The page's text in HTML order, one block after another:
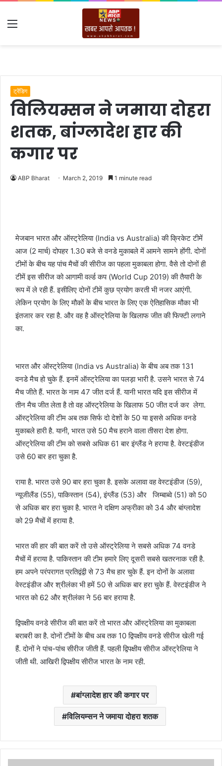
Menu
ट्रेंडिग
विलियम्सन ने जमाया दोहरा
शतक, बांग्लादेश हार की
कगार पर
ABP Bharat March 2, 2019 1 minute read
मेजबान भारत और ऑस्ट्रेलिया (India vs Australia) की क्रिकेट टीमें
आज (2 मार्च) दोपहर 1.30 बजे से वनडे मुकाबले में आमने सामने होंगी. दोनों
टीमों के बीच यह पांच मैचों की सीरीज का पहला मुकाबला होगा. वैसे तो दोनों ही
टीमें इस सीरीज को आगामी वर्ल्ड कप (World Cup 2019) की तैयारी के
रूप में ले रही हैं. इसीलिए दोनों टीमें कुछ प्रयोग करती भी नजर आएंगी.
लेकिन प्रयोग के लिए मौकों के बीच भारत के लिए एक ऐतिहासिक मौका भी
इंतजार कर रहा है. और वह है ऑस्ट्रेलिया के खिलाफ जीत की फिफ्टी लगाने
का.
भारत और ऑस्ट्रेलिया (India vs Australia) के बीच अब तक 131
वनडे मैच हो चुके हैं. इनमें ऑस्ट्रेलिया का पलड़ा भारी है. उसने भारत से 74
मैच जीते हैं. भारत के नाम 47 जीत दर्ज हैं. यानी भारत यदि इस सीरीज में
तीन मैच जीत लेता है तो वह ऑस्ट्रेलिया के खिलाफ 50 जीत दर्ज कर लेगा.
ऑस्ट्रेलिया की टीम अब तक सिर्फ दो देशों के 50 या इससे अधिक वनडे
मुकाबले हारी है. यानी, भारत उसे 50 मैच हराने वाला तीसरा देश होगा.
ऑस्ट्रेलिया की टीम को सबसे अधिक 61 बार इंग्लैंड ने हराया है. वेस्टइंडीज
उसे 60 बार हरा चुका है.
राया है. भारत उसे 90 बार हरा चुका है. इसके अलावा वह वेस्टइंडीज (59),
न्यूजीलैंड (55), पाकिस्तान (54), इंग्लैंड (53) और जिम्बाब्वे (51) को 50
से अधिक बार हरा चुका है. भारत ने दक्षिण अफ्रीका को 34 और बांग्लादेश
को 29 मैचों में हराया है.
भारत की हार की बात करें तो उसे ऑस्ट्रेलिया ने सबसे अधिक 74 वनडे
मैचों में हराया है. पाकिस्तान की टीम हमारे लिए दूसरी सबसे खतरनाक रही है.
हम अपने परंपरागत प्रतिद्वंद्वी से 73 मैच हार चुके हैं. इन दोनों के अलावा
वेस्टइंडीज और श्रीलंका भी हमें 50 से अधिक बार हरा चुके हैं. वेस्टइंडीज ने
भारत को 62 और श्रीलंका ने 56 बार हराया है.
द्विपक्षीय वनडे सीरीज की बात करें तो भारत और ऑस्ट्रेलिया का मुकाबला
बराबरी का है. दोनों टीमों के बीच अब तक 10 द्विपक्षीय वनडे सीरीज खेली गई
हैं. दोनों ने पांच-पांच सीरीज जीती हैं. पहली द्विपक्षीय सीरीज ऑस्ट्रेलिया ने
जीती थी. आखिरी द्विपक्षीय सीरीज भारत के नाम रही.
बांग्लादेश हार की कगार पर
विलियम्सन ने जमाया दोहरा शतक